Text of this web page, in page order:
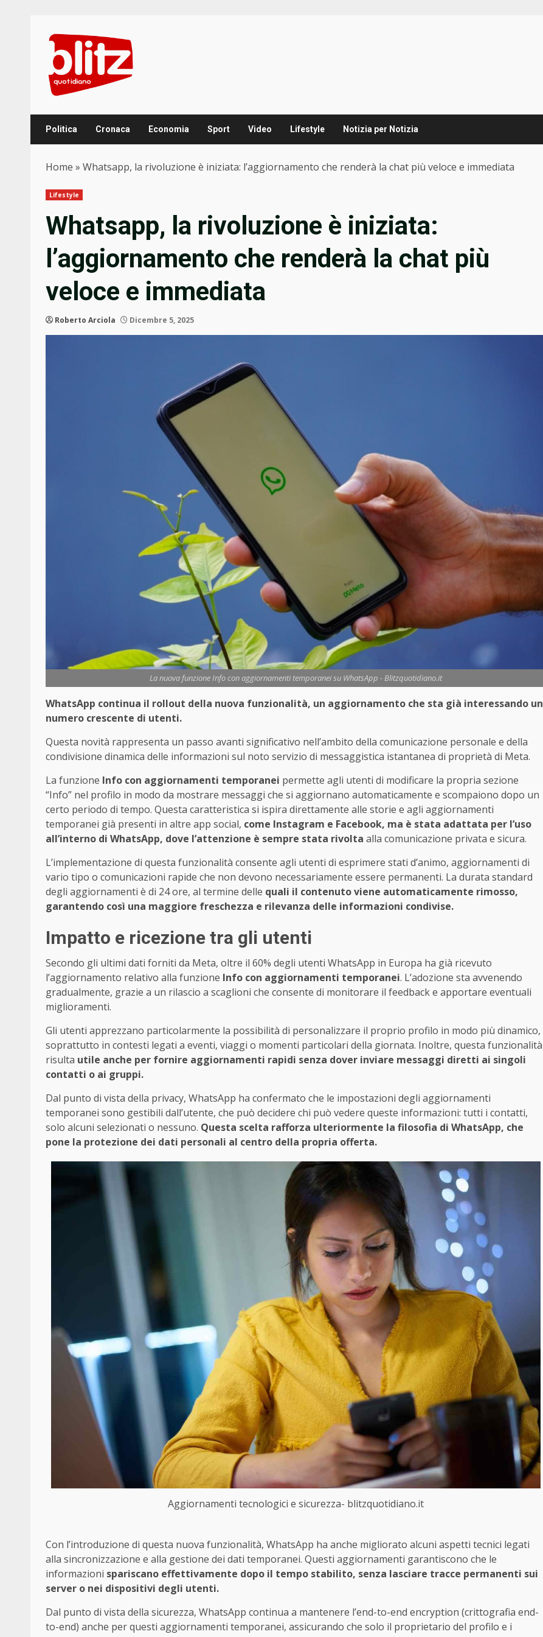
content
Politica Cronaca Economia Sport Video Lifestyle Notizia per Notizia
Home » Whatsapp, la rivoluzione è iniziata: l’aggiornamento che renderà la chat più veloce e immediata
Lifestyle
Whatsapp, la rivoluzione è iniziata:
l’aggiornamento che renderà la chat più
veloce e immediata
Roberto Arciola Dicembre 5, 2025
La nuova funzione Info con aggiornamenti temporanei su WhatsApp - Blitzquotidiano.it
WhatsApp continua il rollout della nuova funzionalità, un aggiornamento che sta già interessando un
numero crescente di utenti.
Questa novità rappresenta un passo avanti significativo nell’ambito della comunicazione personale e della
condivisione dinamica delle informazioni sul noto servizio di messaggistica istantanea di proprietà di Meta.
La funzione Info con aggiornamenti temporanei permette agli utenti di modificare la propria sezione
“Info” nel profilo in modo da mostrare messaggi che si aggiornano automaticamente e scompaiono dopo un
certo periodo di tempo. Questa caratteristica si ispira direttamente alle storie e agli aggiornamenti
temporanei già presenti in altre app social, come Instagram e Facebook, ma è stata adattata per l’uso
all’interno di WhatsApp, dove l’attenzione è sempre stata rivolta alla comunicazione privata e sicura.
L’implementazione di questa funzionalità consente agli utenti di esprimere stati d’animo, aggiornamenti di
vario tipo o comunicazioni rapide che non devono necessariamente essere permanenti. La durata standard
degli aggiornamenti è di 24 ore, al termine delle quali il contenuto viene automaticamente rimosso,
garantendo così una maggiore freschezza e rilevanza delle informazioni condivise.
Impatto e ricezione tra gli utenti
Secondo gli ultimi dati forniti da Meta, oltre il 60% degli utenti WhatsApp in Europa ha già ricevuto
l’aggiornamento relativo alla funzione Info con aggiornamenti temporanei. L’adozione sta avvenendo
gradualmente, grazie a un rilascio a scaglioni che consente di monitorare il feedback e apportare eventuali
miglioramenti.
Gli utenti apprezzano particolarmente la possibilità di personalizzare il proprio profilo in modo più dinamico,
soprattutto in contesti legati a eventi, viaggi o momenti particolari della giornata. Inoltre, questa funzionalità
risulta utile anche per fornire aggiornamenti rapidi senza dover inviare messaggi diretti ai singoli
contatti o ai gruppi.
Dal punto di vista della privacy, WhatsApp ha confermato che le impostazioni degli aggiornamenti
temporanei sono gestibili dall’utente, che può decidere chi può vedere queste informazioni: tutti i contatti,
solo alcuni selezionati o nessuno. Questa scelta rafforza ulteriormente la filosofia di WhatsApp, che
pone la protezione dei dati personali al centro della propria offerta.
Aggiornamenti tecnologici e sicurezza- blitzquotidiano.it
Con l’introduzione di questa nuova funzionalità, WhatsApp ha anche migliorato alcuni aspetti tecnici legati
alla sincronizzazione e alla gestione dei dati temporanei. Questi aggiornamenti garantiscono che le
informazioni spariscano effettivamente dopo il tempo stabilito, senza lasciare tracce permanenti sui
server o nei dispositivi degli utenti.
Dal punto di vista della sicurezza, WhatsApp continua a mantenere l’end-to-end encryption (crittografia end-
to-end) anche per questi aggiornamenti temporanei, assicurando che solo il proprietario del profilo e i